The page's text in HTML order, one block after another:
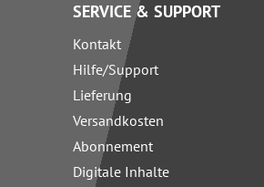
SERVICE & SUPPORT
Kontakt
Hilfe/Support
Lieferung
Versandkosten
Abonnement
Digitale Inhalte